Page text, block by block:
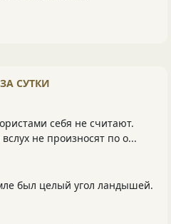
СУТКИ
себя не считают.
не произносят по о...
был целый угол ландышей.